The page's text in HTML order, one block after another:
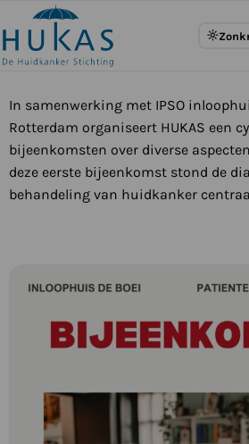
In samenwerking met IPSO
Rotterdam organiseert HUKAS een
bijeenkomsten over diverse
deze eerste bijeenkomst stond de
behandeling van huidkanker